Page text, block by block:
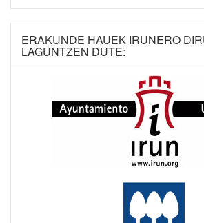
ERAKUNDE HAUEK IRUNERO
LAGUNTZEN DUTE: